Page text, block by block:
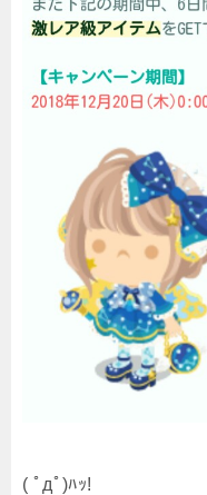
( ﾟдﾟ)ﾊｯ!